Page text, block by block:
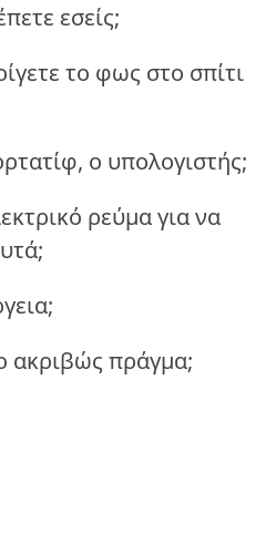
εσείς;
το φως στο σπίτι
ο υπολογιστής;
ρεύμα για να
ακριβώς πράγμα;